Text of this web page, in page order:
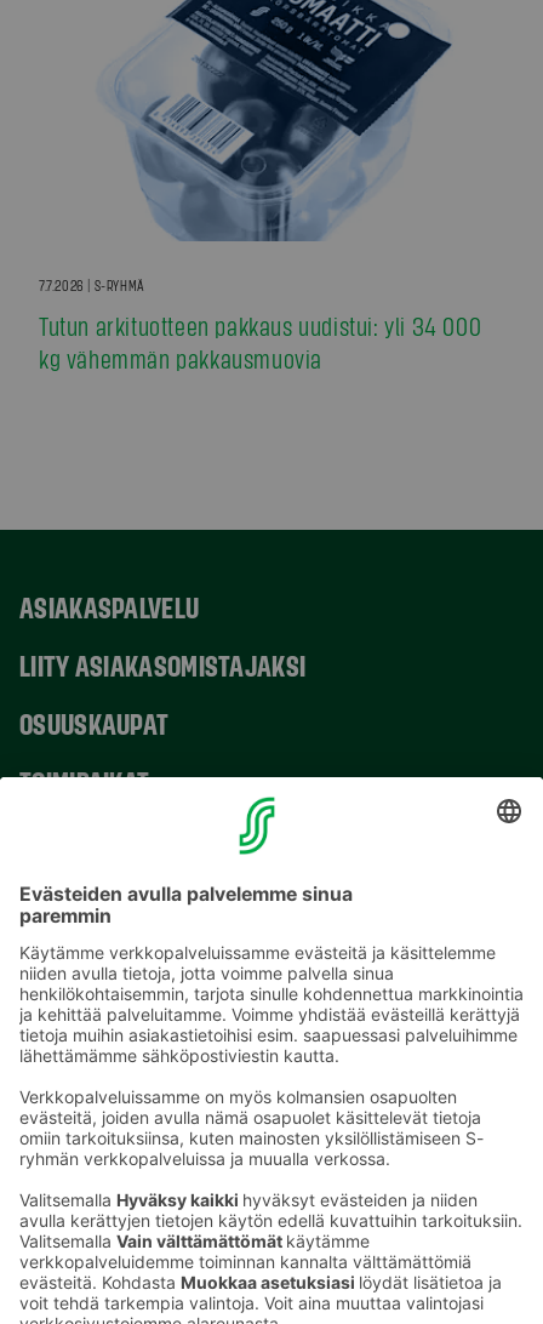
7.7.2026 | S-RYHMÄ
Tutun arkituotteen pakkaus uudistui: yli 34 000
kg vähemmän pakkausmuovia
ASIAKASPALVELU
LIITY ASIAKASOMISTAJAKSI
OSUUSKAUPAT
TOIMIPAIKAT
Sähköpostiosoitteet S-ryhmässä ovat muotoa
etunimi.sukunimi@sok.fi
Seuraa meitä: